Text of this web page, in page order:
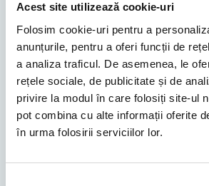
Acest site utilizează cookie-uri
Folosim cookie-uri pentru a
anunțurile, pentru a oferi funcții de
a analiza traficul. De asemenea, le
rețele sociale, de publicitate și de
privire la modul în care folosiți site-ul
pot combina cu alte informații oferite
în urma folosirii serviciilor lor.
avansate servicii de evaluare a
mândrim cu utilizarea
generație, oferindu-vă siguranța și
fiecare detaliu important este în
La Wellborn, credem într-o abordare
pentru fiecare pacient, adaptându-
ale fiecărei sarcini. Fiecare
despre sănătatea și starea de bine